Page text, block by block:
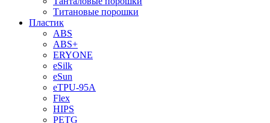
Титановые порошки
Пластик
ABS
ABS+
ERYONE
eSilk
eSun
eTPU-95A
Flex
HIPS
PETG